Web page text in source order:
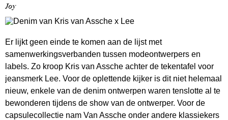
Joy
Er lijkt geen einde te komen aan de lijst met
samenwerkingsverbanden tussen modeontwerpers en
labels. Zo kroop Kris van Assche achter de tekentafel voor
jeansmerk Lee. Voor de oplettende kijker is dit niet helemaal
nieuw, enkele van de denim ontwerpen waren tenslotte al te
bewonderen tijdens de show van de ontwerper. Voor de
capsulecollectie nam Van Assche onder andere klassiekers